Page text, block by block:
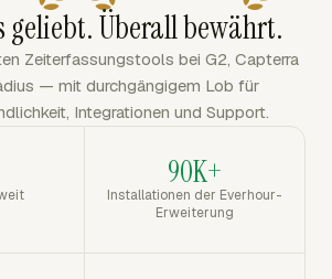
geliebt. Überall bewährt.
Zeiterfassungstools bei G2, Capterra
— mit durchgängigem Lob für
Integrationen und Support.
90K+
Installationen der Everhour-
Erweiterung